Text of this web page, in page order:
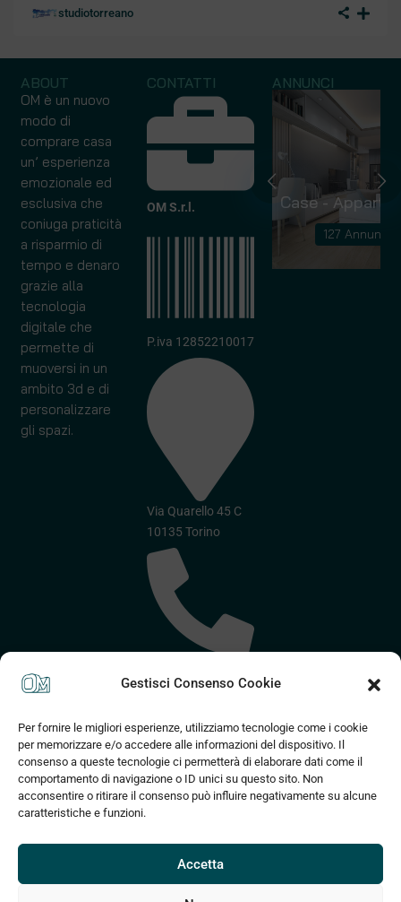
Gestisci Consenso Cookie
Per fornire le migliori esperienze, utilizziamo tecnologie come i cookie
per memorizzare e/o accedere alle informazioni del dispositivo. Il
consenso a queste tecnologie ci permetterà di elaborare dati come il
comportamento di navigazione o ID unici su questo sito. Non
acconsentire o ritirare il consenso può influire negativamente su alcune
caratteristiche e funzioni.
Accetta
studiotorreano
ABOUT
OM è un nuovo
modo di
comprare casa
un’ esperienza
emozionale ed
esclusiva che
coniuga praticità
a risparmio di
tempo e denaro
grazie alla
tecnologia
digitale che
permette di
muoversi in un
ambito 3d e di
personalizzare
gli spazi.
CONTATTI
OM S.r.l.
P.iva 12852210017
Via Quarello 45 C
10135 Torino
2589
ANNUNCI
Capannoni
10 Annunci
Case -
127 Annunci